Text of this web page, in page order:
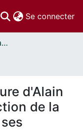
Se connecter
Thèses uOttawa // uOttawa Theses
d'Alain
de la